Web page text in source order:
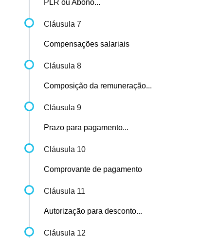
PLR ou Abono...
Cláusula 7
Compensações salariais
Cláusula 8
Composição da remuneração...
Cláusula 9
Prazo para pagamento...
Cláusula 10
Comprovante de pagamento
Cláusula 11
Autorização para desconto...
Cláusula 12